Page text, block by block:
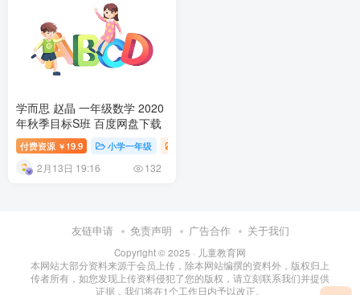
学而思 赵晶 一年级数学 2020
年秋季目标S班 百度网盘下载
付费资源 ￥ 19.9 小学一年级
2月13日 19:16 132
友链申请 免责声明 广告合作 关于我们
Copyright © 2025 · 儿童教育网
本网站大部分资料来源于会员上传，除本网站编撰的资料外，版权归上
传者所有，如您发现上传资料侵犯了您的版权，请立刻联系我们并提供
证据，我们将在1个工作日内予以改正。